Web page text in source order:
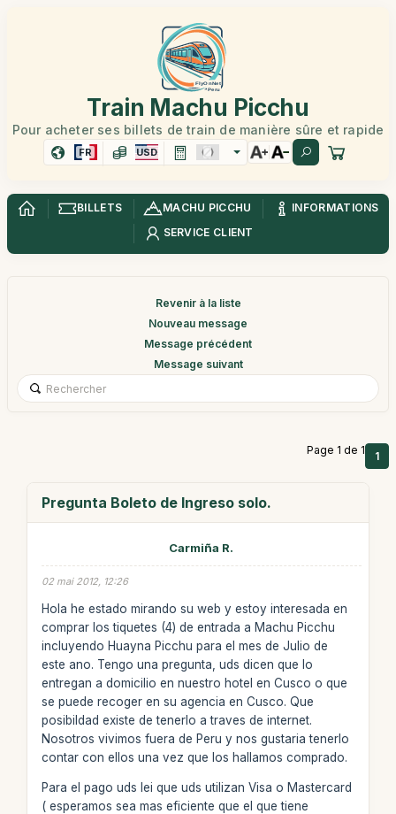
Train Machu Picchu
Pour acheter ses billets de train de manière sûre et rapide
FR USD
BILLETS MACHU PICCHU
INFORMATIONS
SERVICE CLIENT
Revenir à la liste
Nouveau message
Message précédent
Message suivant
Page 1 de 1 1
Pregunta Boleto de Ingreso solo.
Carmiña R.
02 mai 2012, 12:26
Hola he estado mirando su web y estoy interesada en
comprar los tiquetes (4) de entrada a Machu Picchu
incluyendo Huayna Picchu para el mes de Julio de
este ano. Tengo una pregunta, uds dicen que lo
entregan a domicilio en nuestro hotel en Cusco o que
se puede recoger en su agencia en Cusco. Que
posibildad existe de tenerlo a traves de internet.
Nosotros vivimos fuera de Peru y nos gustaria tenerlo
contar con ellos una vez que los hallamos comprado.
Para el pago uds lei que uds utilizan Visa o Mastercard
( esperamos sea mas eficiente que el que tiene